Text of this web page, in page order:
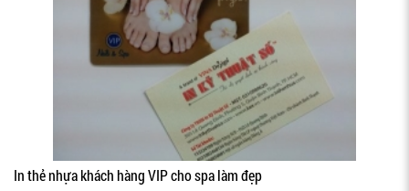
In thẻ nhựa khách hàng VIP cho spa làm đẹp